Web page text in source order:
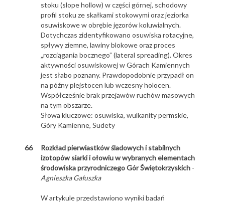
stoku (slope hollow) w części górnej, schodowy
profil stoku ze skałkami stokowymi oraz jeziorka
osuwiskowe w obrębie jęzorów koluwialnych.
Dotychczas zidentyfikowano osuwiska rotacyjne,
spływy ziemne, lawiny blokowe oraz proces
„rozciągania bocznego” (lateral spreading). Okres
aktywności osuwiskowej w Górach Kamiennych
jest słabo poznany. Prawdopodobnie przypadł on
na późny plejstocen lub wczesny holocen.
Współcześnie brak przejawów ruchów masowych
na tym obszarze.
Słowa kluczowe: osuwiska, wulkanity permskie,
Góry Kamienne, Sudety
66
Rozkład pierwiastków śladowych i stabilnych
izotopów siarki i ołowiu w wybranych elementach
środowiska przyrodniczego Gór Świętokrzyskich-
Agnieszka Gałuszka
W artykule przedstawiono wyniki badań